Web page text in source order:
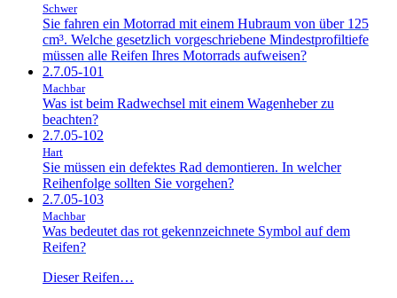
Schwer
Sie fahren ein Motorrad mit einem Hubraum von über 125
cm³. Welche gesetzlich vorgeschriebene Mindestprofiltiefe
müssen alle Reifen Ihres Motorrads aufweisen?
2.7.05-101
Machbar
Was ist beim Radwechsel mit einem Wagenheber zu
beachten?
2.7.05-102
Hart
Sie müssen ein defektes Rad demontieren. In welcher
Reihenfolge sollten Sie vorgehen?
2.7.05-103
Machbar
Was bedeutet das rot gekennzeichnete Symbol auf dem
Reifen?
Dieser Reifen…